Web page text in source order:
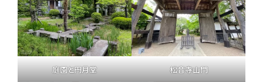
庭園と円月堂 松音寺山門